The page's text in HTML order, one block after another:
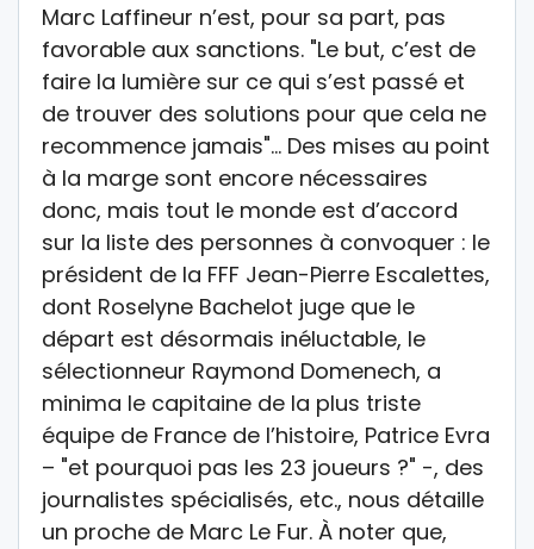
Marc Laffineur n’est, pour sa part, pas
favorable aux sanctions. "Le but, c’est de
faire la lumière sur ce qui s’est passé et
de trouver des solutions pour que cela ne
recommence jamais"… Des mises au point
à la marge sont encore nécessaires
donc, mais tout le monde est d’accord
sur la liste des personnes à convoquer : le
président de la FFF Jean-Pierre Escalettes,
dont Roselyne Bachelot juge que le
départ est désormais inéluctable, le
sélectionneur Raymond Domenech, a
minima le capitaine de la plus triste
équipe de France de l’histoire, Patrice Evra
– "et pourquoi pas les 23 joueurs ?" -, des
journalistes spécialisés, etc., nous détaille
un proche de Marc Le Fur. À noter que,